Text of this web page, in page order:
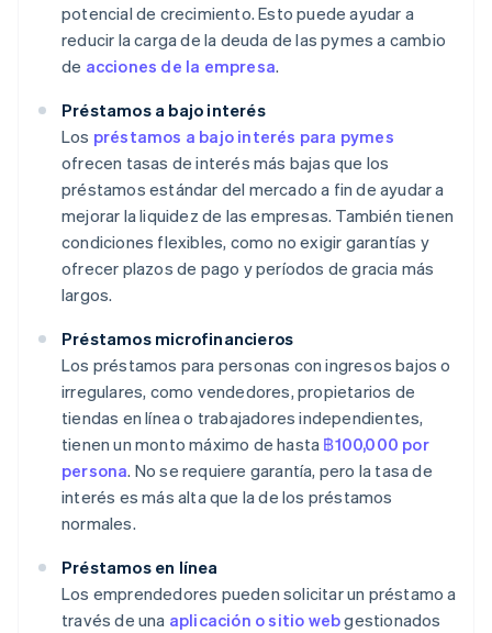
potencial de crecimiento. Esto puede ayudar a
reducir la carga de la deuda de las pymes a cambio
de acciones de la empresa.
Préstamos a bajo interés
Los préstamos a bajo interés para pymes
ofrecen tasas de interés más bajas que los
préstamos estándar del mercado a fin de ayudar a
mejorar la liquidez de las empresas. También tienen
condiciones flexibles, como no exigir garantías y
ofrecer plazos de pago y períodos de gracia más
largos.
Préstamos microfinancieros
Los préstamos para personas con ingresos bajos o
irregulares, como vendedores, propietarios de
tiendas en línea o trabajadores independientes,
tienen un monto máximo de hasta ฿100,000 por
persona. No se requiere garantía, pero la tasa de
interés es más alta que la de los préstamos
normales.
Préstamos en línea
Los emprendedores pueden solicitar un préstamo a
través de una aplicación o sitio webgestionados